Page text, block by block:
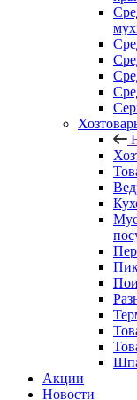
Акции
Новости